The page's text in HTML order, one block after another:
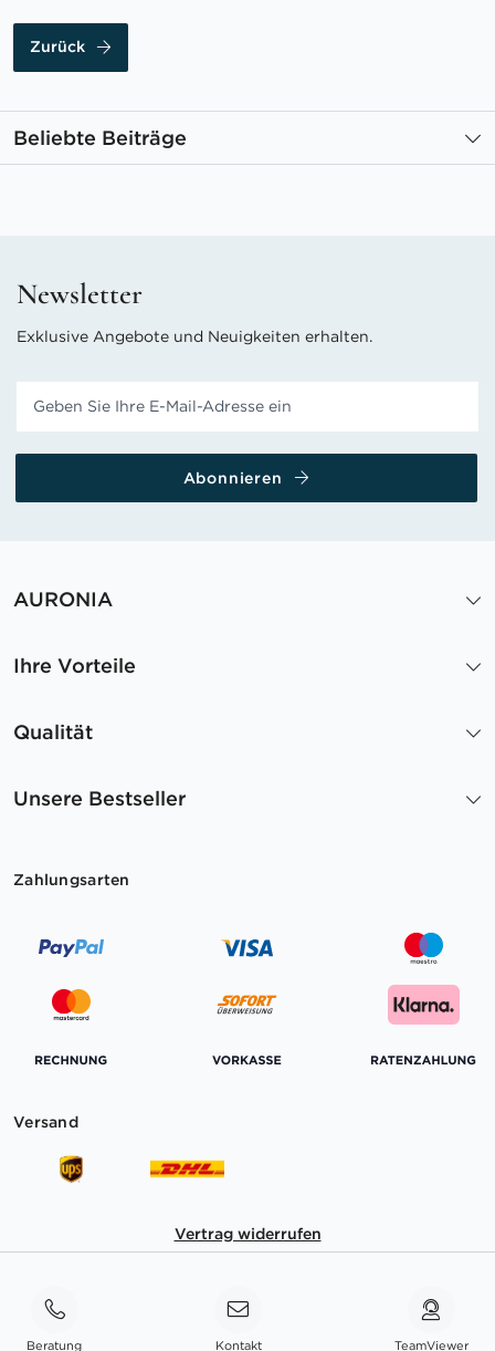
Zurück
Beliebte Beiträge
Newsletter
Exklusive Angebote und Neuigkeiten erhalten.
Abonnieren
AURONIA
Ihre Vorteile
Qualität
Unsere Bestseller
Zahlungsarten
Versand
Vertrag widerrufen
Beratung Kontakt TeamViewer